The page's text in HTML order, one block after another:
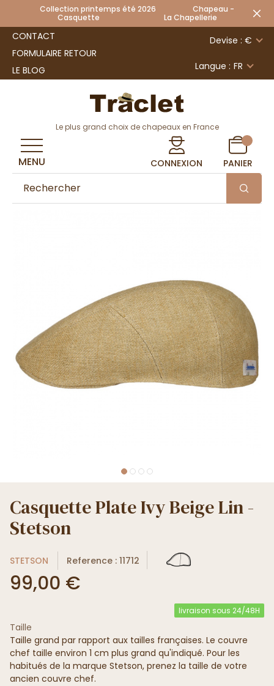
Collection printemps été 2026 Chapeau -
Casquette La Chapellerie
CONTACT
FORMULAIRE RETOUR
LE BLOG
Devise : €
Langue : FR
Le plus grand choix de chapeaux en France
CONNEXION PANIER
MENU
Casquette Plate Ivy Beige Lin -
Stetson
STETSON Reference : 11712
99,00 €
livraison sous 24/48H
Taille
Taille grand par rapport aux tailles françaises. Le couvre
chef taille environ 1 cm plus grand qu'indiqué. Pour les
habitués de la marque Stetson, prenez la taille de votre
ancien couvre chef.